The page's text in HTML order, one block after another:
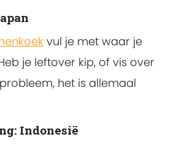
vul je met waar je
je leftover kip, of vis over
het is allemaal
Indonesië